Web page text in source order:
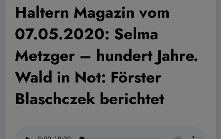
Haltern Magazin vom
07.05.2020: Selma
Metzger – hundert Jahre.
Wald in Not: Förster
Blaschczek berichtet